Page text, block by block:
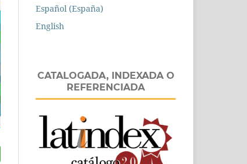
Español (España)
English
CATALOGADA, INDEXADA O
REFERENCIADA